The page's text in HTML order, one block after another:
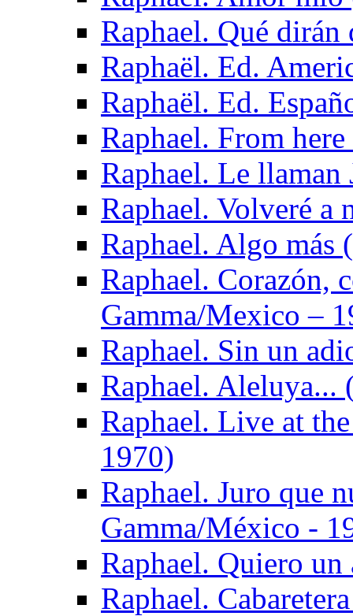
Raphael. Qué
Raphaël. Ed.
Raphaël. Ed.
Raphael. From
Raphael. Le llaman
Raphael. Volveré a
Raphael. Algo más
Raphael. Corazón,
Gamma/Mexico –
Raphael. Sin un
Raphael. Aleluya...
Raphael. Live at
1970)
Raphael. Juro que
Gamma/México -
Raphael. Quiero
Raphael.